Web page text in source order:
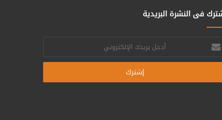
فى النشرة البريدية
أدخل
بريدك